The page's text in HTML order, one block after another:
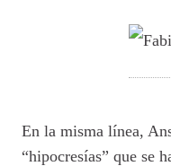
En la misma línea,
“hipocresías” que se